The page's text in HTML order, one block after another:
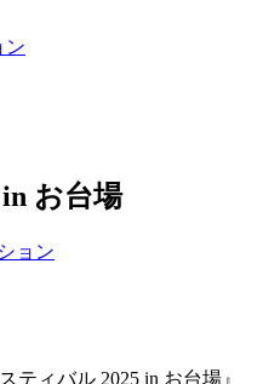
お台場
ョン
ティバル 2025 in お台場』